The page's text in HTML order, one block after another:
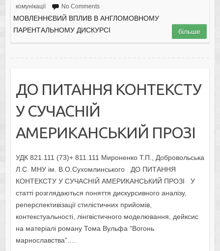
комунікації
No Comments
МОВЛЕННЄВИЙ ВПЛИВ В АНГЛОМОВНОМУ
ПАРЕНТАЛЬНОМУ ДИСКУРСІ
більше
ДО ПИТАННЯ КОНТЕКСТУ
У СУЧАСНІЙ
АМЕРИКАНСЬКИЙ ПРОЗІ
УДК 821.111 (73)+ 811.111 Мироненко Т.П., Добровольська
Л.С. МНУ ім. В.О.Сухомлинського ДО ПИТАННЯ
КОНТЕКСТУ У СУЧАСНІЙ АМЕРИКАНСЬКИЙ ПРОЗІ У
статті розглядаються поняття дискурсивного аналізу,
реперспективізації стилістичних прийомів,
контекстуальності, лінгвістичного моделювання, дейксис
на матеріалі роману Тома Вульфа “Вогонь
марнославства”.…